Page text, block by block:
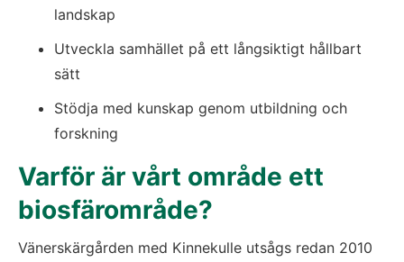
landskap
Utveckla samhället på ett långsiktigt hållbart
sätt
Stödja med kunskap genom utbildning och
forskning
Varför är vårt område ett
biosfärområde?
Vänerskärgården med Kinnekulle utsågs redan 2010